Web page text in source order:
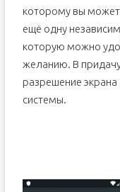
которому вы
ещё одну
которую можно
желанию. В
разрешение
системы.